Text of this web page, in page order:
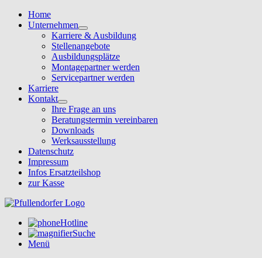
Home
Unternehmen
Karriere & Ausbildung
Stellenangebote
Ausbildungsplätze
Montagepartner werden
Servicepartner werden
Karriere
Kontakt
Ihre Frage an uns
Beratungstermin vereinbaren
Downloads
Werksausstellung
Datenschutz
Impressum
Infos Ersatzteilshop
zur Kasse
Hotline
Suche
Menü